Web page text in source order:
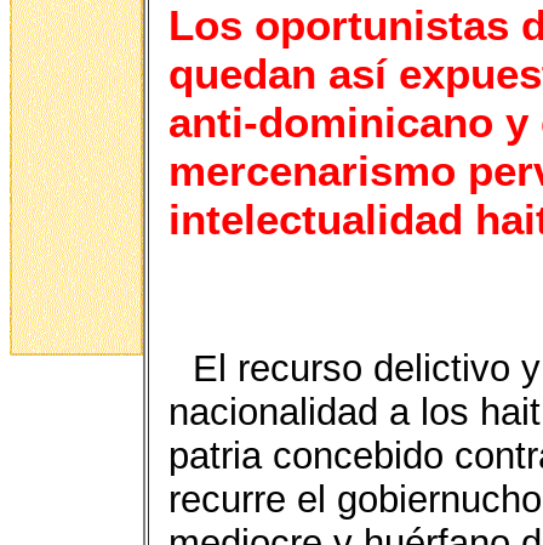
Los oportunistas
quedan así
anti-dominicano
mercenarismo
intelectualidad
El recurso delictivo
nacionalidad a los
patria concebido
recurre el